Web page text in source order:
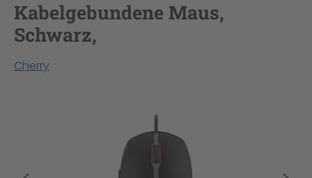
Kabelgebundene Maus,
Schwarz,
Cherry